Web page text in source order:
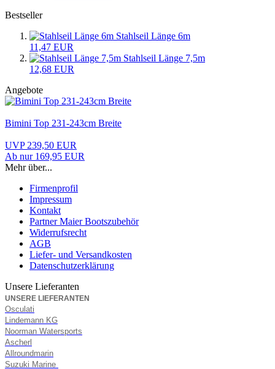
Bestseller
Stahlseil Länge 6m
11,47 EUR
Stahlseil Länge 7,5m
12,68 EUR
Angebote
Bimini Top 231-243cm Breite
UVP 239,50 EUR
Ab nur 169,95 EUR
Mehr über...
Firmenprofil
Impressum
Kontakt
Partner Maier Bootszubehör
Widerrufsrecht
AGB
Liefer- und Versandkosten
Datenschutzerklärung
Unsere Lieferanten
UNSERE LIEFERANTEN
Osculati
Lindemann KG
Noorman Watersports
Ascherl
Allroundmarin
Suzuki Marine